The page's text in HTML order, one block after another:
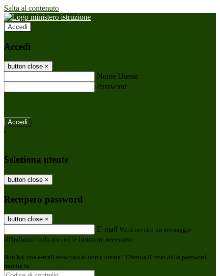
Salta al contenuto
Accedi
Accedi
button close ×
Nome Utente
Password
-
Seleziona utente
button close ×
Recupero password
button close ×
E-mail Verrà inviato un messaggio
all'indirizzo indicato con le istruzioni necessarie.
Non hai una e-mail associata al nome utente? Effettua il reset della password
tramite la